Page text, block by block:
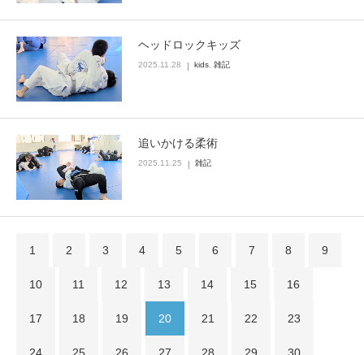
ヘッドロックキッズ
2025.11.28 kids 雑記
追いかける柔術
2025.11.25 雑記
1 2 3 4 5 6 7 8 9
10 11 12 13 14 15 16
17 18 19 20 21 22 23
24 25 26 27 28 29 30